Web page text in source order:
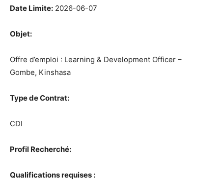
Date Limite: 2026-06-07
Objet:
Offre d’emploi : Learning & Development Officer –
Gombe, Kinshasa
Type de Contrat:
CDI
Profil Recherché:
Qualifications requises :